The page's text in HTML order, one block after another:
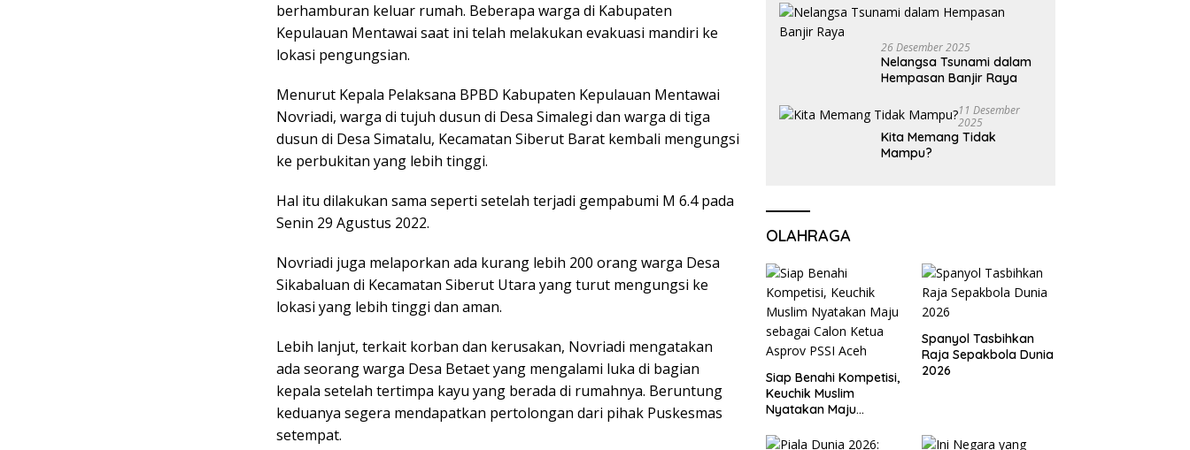
berhamburan keluar rumah. Beberapa warga di Kabupaten
Kepulauan Mentawai saat ini telah melakukan evakuasi mandiri ke
lokasi pengungsian.
Menurut Kepala Pelaksana BPBD Kabupaten Kepulauan Mentawai
Novriadi, warga di tujuh dusun di Desa Simalegi dan warga di tiga
dusun di Desa Simatalu, Kecamatan Siberut Barat kembali mengungsi
ke perbukitan yang lebih tinggi.
Hal itu dilakukan sama seperti setelah terjadi gempabumi M 6.4 pada
Senin 29 Agustus 2022.
Novriadi juga melaporkan ada kurang lebih 200 orang warga Desa
Sikabaluan di Kecamatan Siberut Utara yang turut mengungsi ke
lokasi yang lebih tinggi dan aman.
Lebih lanjut, terkait korban dan kerusakan, Novriadi mengatakan
ada seorang warga Desa Betaet yang mengalami luka di bagian
kepala setelah tertimpa kayu yang berada di rumahnya. Beruntung
keduanya segera mendapatkan pertolongan dari pihak Puskesmas
setempat.
26 Desember 2025
Nelangsa Tsunami dalam
Hempasan Banjir Raya
11 Desember
2025
Kita Memang Tidak
Mampu?
OLAHRAGA
Siap Benahi Kompetisi,
Keuchik Muslim
Nyatakan Maju
Asprov PSSI Aceh
Spanyol Tasbihkan
Raja Sepakbola Dunia
2026